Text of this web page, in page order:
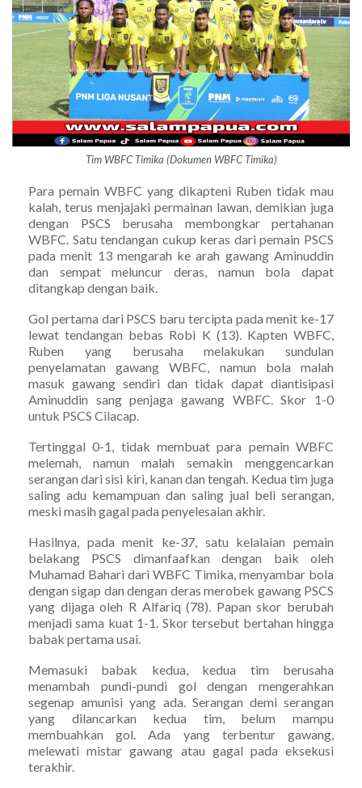
Tim WBFC Timika (Dokumen WBFC Timika)
Para pemain WBFC yang dikapteni Ruben tidak mau
kalah, terus menjajaki permainan lawan, demikian juga
dengan PSCS berusaha membongkar pertahanan
WBFC. Satu tendangan cukup keras dari pemain PSCS
pada menit 13 mengarah ke arah gawang Aminuddin
dan sempat meluncur deras, namun bola dapat
ditangkap dengan baik.
Gol pertama dari PSCS baru tercipta pada menit ke-17
lewat tendangan bebas Robi K (13). Kapten WBFC,
Ruben yang berusaha melakukan sundulan
penyelamatan gawang WBFC, namun bola malah
masuk gawang sendiri dan tidak dapat diantisipasi
Aminuddin sang penjaga gawang WBFC. Skor 1-0
untuk PSCS Cilacap.
Tertinggal 0-1, tidak membuat para pemain WBFC
melemah, namun malah semakin menggencarkan
serangan dari sisi kiri, kanan dan tengah. Kedua tim juga
saling adu kemampuan dan saling jual beli serangan,
meski masih gagal pada penyelesaian akhir.
Hasilnya, pada menit ke-37, satu kelalaian pemain
belakang PSCS dimanfaafkan dengan baik oleh
Muhamad Bahari dari WBFC Timika, menyambar bola
dengan sigap dan dengan deras merobek gawang PSCS
yang dijaga oleh R Alfariq (78). Papan skor berubah
menjadi sama kuat 1-1. Skor tersebut bertahan hingga
babak pertama usai.
Memasuki babak kedua, kedua tim berusaha
menambah pundi-pundi gol dengan mengerahkan
segenap amunisi yang ada. Serangan demi serangan
yang dilancarkan kedua tim, belum mampu
membuahkan gol. Ada yang terbentur gawang,
melewati mistar gawang atau gagal pada eksekusi
terakhir.